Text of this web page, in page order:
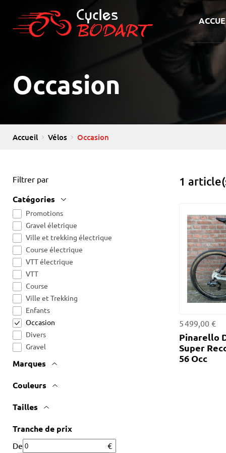
Occasion
Accueil Vélos Occasion
Filtrer par
Catégories
Promotions
Gravel életrique
Ville et trekking électrique
Course électrique
VTT électrique
VTT
Course
Ville et Trekking
Enfants
Occasion
Divers
Gravel
Marques
Couleurs
Tailles
Tranche de prix
De
1
5 499,00 €
Pinarello
Super
56 Occ